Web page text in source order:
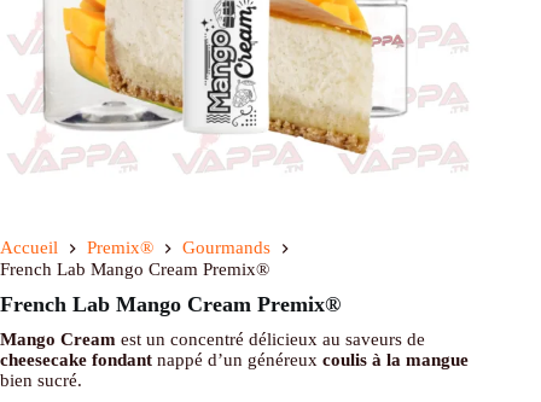
Accueil Premix®
Gourmands
French Lab Mango Cream Premix®
French Lab Mango Cream Premix®
Mango Cream est un concentré délicieux au saveurs de
cheesecake fondant nappé d’un généreux coulis à la mangue
bien sucré.